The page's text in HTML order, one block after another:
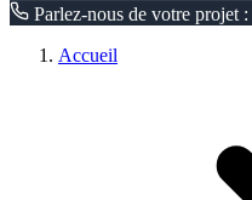
Parlez-nous de votre projet
Accueil